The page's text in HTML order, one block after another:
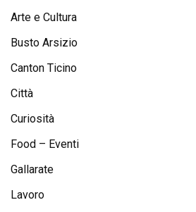
Arte e Cultura
Busto Arsizio
Canton Ticino
Città
Curiosità
Food – Eventi
Gallarate
Lavoro